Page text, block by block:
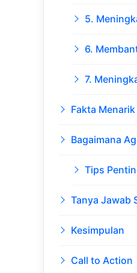
5.
6.
7.
Fakta
Bagaimana
Tips
Tanya Jawab
Kesimpulan
Call to Action